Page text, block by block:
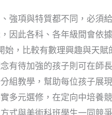
、強項與特質都不同，必須
因此各科、各年級間會依
始，比較有數理興趣與天
有待加強的孩子則可在師
組教學，幫助每位孩子展
多元選修，在定向中培養